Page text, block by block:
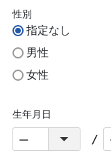
性別
指定なし
男性
女性
生年月日